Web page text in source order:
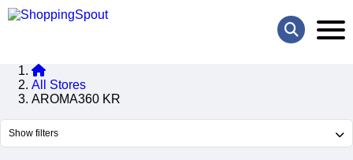
All Stores
AROMA360 KR
Show filters